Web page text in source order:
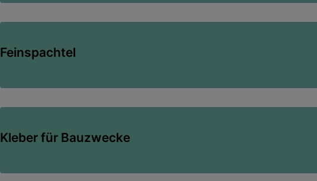
Feinspachtel
Kleber für Bauzwecke